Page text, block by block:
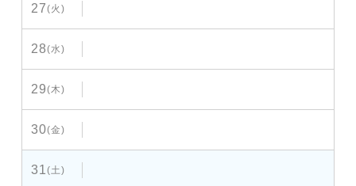
27(火)
28(水)
29(木)
30(金)
31(土)